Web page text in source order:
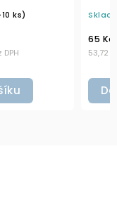
ks)
53,72
65 Kč